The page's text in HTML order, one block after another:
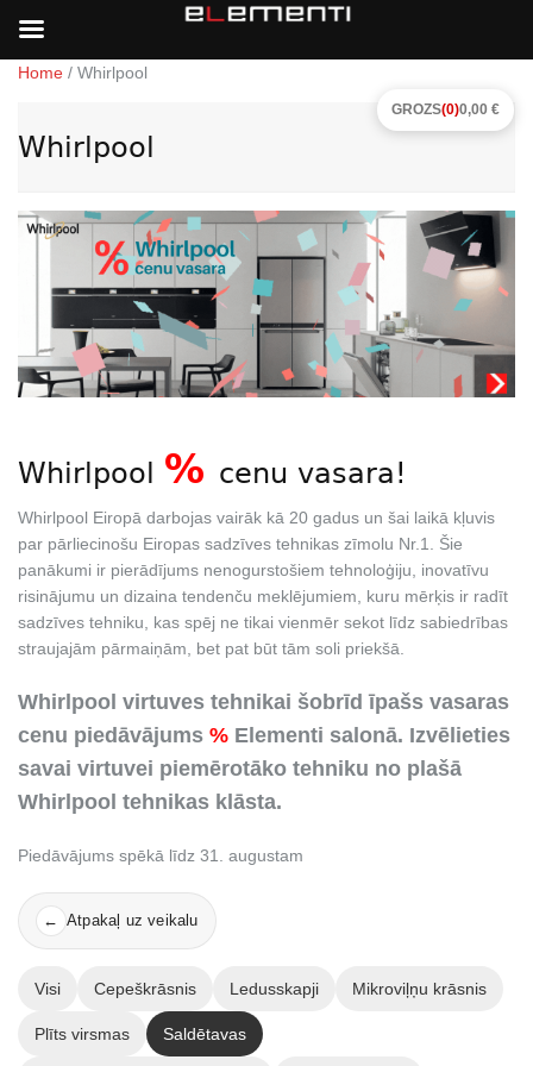
Home / Whirlpool
Whirlpool
Whirlpool % cenu vasara!
Whirlpool Eiropā darbojas vairāk kā 20 gadus un šai laikā kļuvis
par pārliecinošu Eiropas sadzīves tehnikas zīmolu Nr.1. Šie
panākumi ir pierādījums nenogurstošiem tehnoloģiju, inovatīvu
risinājumu un dizaina tendenču meklējumiem, kuru mērķis ir radīt
sadzīves tehniku, kas spēj ne tikai vienmēr sekot līdz sabiedrības
straujajām pārmaiņām, bet pat būt tām soli priekšā.
Whirlpool virtuves tehnikai šobrīd īpašs vasaras
cenu piedāvājums % Elementi salonā. Izvēlieties
savai virtuvei piemērotāko tehniku no plašā
Whirlpool tehnikas klāsta.
Piedāvājums spēkā līdz 31. augustam
← Atpakaļ uz veikalu
Visi Cepeškrāsnis Ledusskapji Mikroviļņu krāsnis
Plīts virsmas Saldētavas
GROZS(0)0,00 €